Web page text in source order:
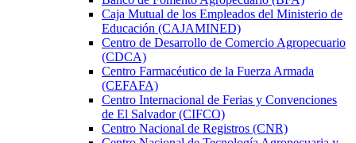
Caja Mutual de los Empleados del Ministerio de
Educación (CAJAMINED)
Centro de Desarrollo de Comercio Agropecuario
(CDCA)
Centro Farmacéutico de la Fuerza Armada
(CEFAFA)
Centro Internacional de Ferias y Convenciones
de El Salvador (CIFCO)
Centro Nacional de Registros (CNR)